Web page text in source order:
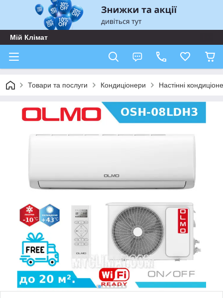
Мій Клімат
Товари та послуги Кондиціонери Настінні